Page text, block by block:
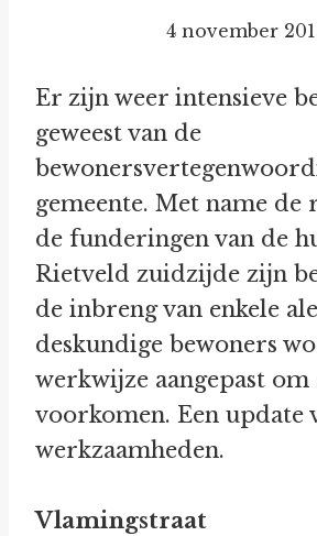
4 november
Er zijn weer intensieve
geweest van de
gemeente. Met name de
de funderingen van de
Rietveld zuidzijde zijn
de inbreng van enkele
deskundige bewoners
werkwijze aangepast om
voorkomen. Een update
werkzaamheden.
Vlamingstraat